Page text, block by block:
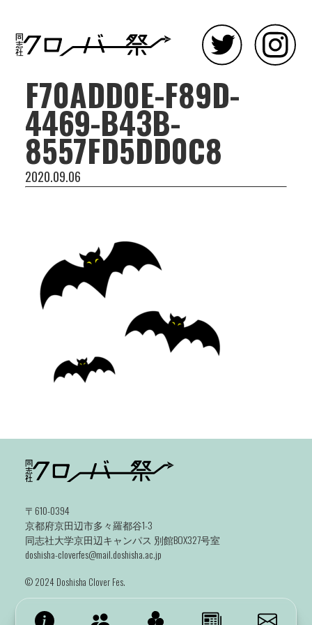
F70ADD0E-F89D-
4469-B43B-
8557FD5DD0C8
2020.09.06
〒610-0394
京都府京田辺市多々羅都谷1-3
同志社大学京田辺キャンパス 別館BOX327号室
doshisha-cloverfes@mail.doshisha.ac.jp
©️ 2024 Doshisha Clover Fes.